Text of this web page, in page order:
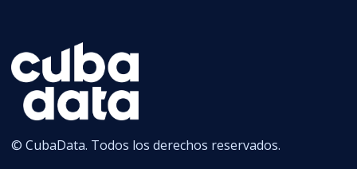
© CubaData. Todos los derechos reservados.